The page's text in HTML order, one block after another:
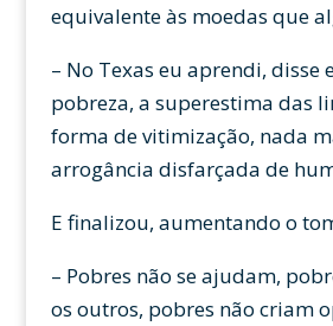
equivalente às moedas que
– No Texas eu aprendi, disse
pobreza, a superestima das
forma de vitimização, nada
arrogância disfarçada de
E finalizou, aumentando o
– Pobres não se ajudam,
os outros, pobres não criam